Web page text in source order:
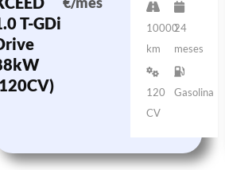
T-GDi
10000
km
24
meses
120
CV
Gasolina